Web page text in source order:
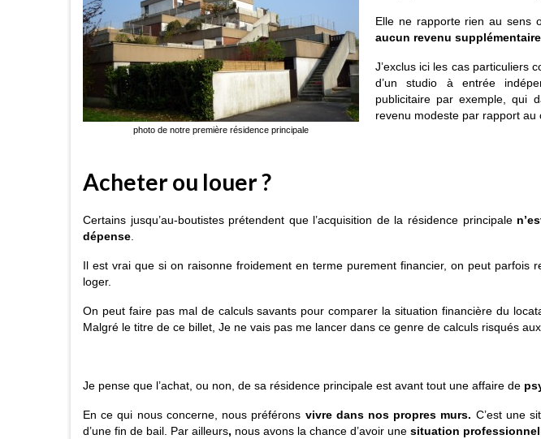
photo de notre première résidence principale
Elle ne rapporte rien au sens
aucun revenu
J’exclus ici les cas particuliers
d’un studio à entrée
publicitaire par exemple, qui
revenu modeste par rapport au
Acheter ou louer ?
Certains jusqu’au-boutistes prétendent que l’acquisition de la résidence principale n’
dépense.
Il est vrai que si on raisonne froidement en terme purement financier, on peut parfois
loger.
On peut faire pas mal de calculs savants pour comparer la situation financière du
Malgré le titre de ce billet, Je ne vais pas me lancer dans ce genre de calculs risqués
Je pense que l’achat, ou non, de sa résidence principale est avant tout une affaire de
En ce qui nous concerne, nous préférons vivre dans nos propres murs. C’est une
d’une fin de bail. Par ailleurs, nous avons la chance d’avoir une situation